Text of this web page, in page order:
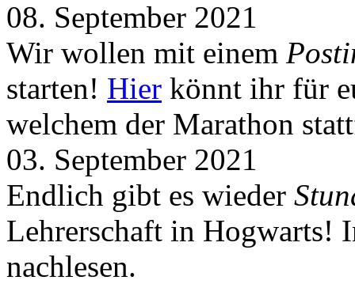
08. September 2021
Wir wollen mit einem
starten! Hier könnt ihr für
welchem der Marathon
03. September 2021
Endlich gibt es wieder
Lehrerschaft in Hogwarts!
nachlesen.